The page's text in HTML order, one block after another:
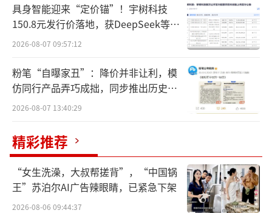
销售前端已出现变化
7月1日，北京商报记者梳理发现，自《自
律规范》发布以来，变化已在销售前端悄然发
生。对整个销售市场而言，已有险企完成产品
的分类公示，消费者在投保高等级产品前必须
先完成风险测评。
具体来看，在部分保险产品的投保环节，
系统会要求客户填写评估问卷，评估其购买目
的与财务支付水平。如果系统判定“不符
具身智能迎来“定价锚”！宇树科技
150.8元发行价落地，获DeepSeek等豪
华战配加持
2026-08-07 09:57:12
粉笔“自曝家丑”：降价并非让利，模
仿同行产品弄巧成拙，同步推出历史学
员退费方案
2026-08-07 13:40:29
精彩推荐
“女生洗澡，大叔帮搓背”，“中国锅
王”苏泊尔AI广告辣眼睛，已紧急下架
2026-08-06 09:44:37